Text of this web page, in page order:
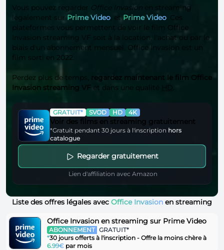
Vous pouvez regarder
Office Invasion
en streaming
légalement sur Prime Video, et Prime Video
plateformes vous permettent de voir le film Office
Invasion streaming VF soit à la location, l'achat ou par le
biais d'un abonnement mensuel. Office Invasion est un
film sorti en 2022.
Perdez plus de temps, regardez maintenant le film Office
Invasion streaming VF et dans une qualité .
GRATUIT* SVOD HD 4K
Voir des films en streaming gratuitement
*Gratuit pendant 30 jours à l'inscription hors
catalogue
Regarder gratuitement
Lien d'affiliation avec Amazon
Liste des offres légales avec Office Invasion en streaming
Office Invasion en streaming sur Prime Video
ABONNEMENT GRATUIT*
*30 jours offerts à l'inscription - Offre la moins chère à
6.99€ par mois